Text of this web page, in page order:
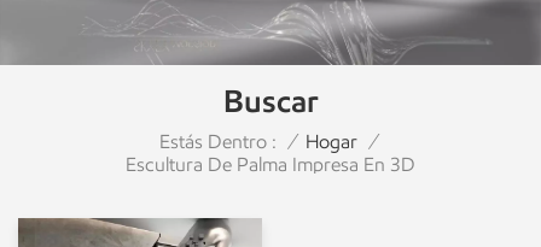
Buscar
Estás Dentro : / Hogar /
Escultura De Palma Impresa En 3D